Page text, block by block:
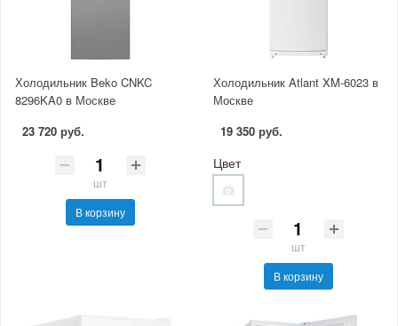
Холодильник Beko CNKC
8296KA0 в Москве
23 720 руб.
шт
В корзину
Холодильник Atlant XM-6023 в
Москве
19 350 руб.
Цвет
шт
В корзину